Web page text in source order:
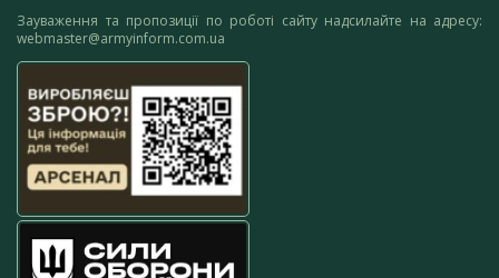
Зауваження та пропозиції по роботі сайту надсилайте на адресу:
webmaster@armyinform.com.ua